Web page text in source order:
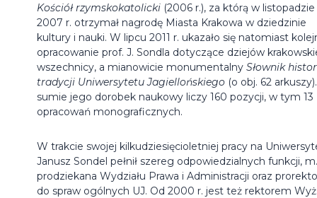
Kościół rzymskokatolicki (2006 r.), za którą w listopadzie
2007 r. otrzymał nagrodę Miasta Krakowa w dziedzinie
kultury i nauki. W lipcu 2011 r. ukazało się natomiast
opracowanie prof. J. Sondla dotyczące dziejów
wszechnicy, a mianowicie monumentalny Słownik
tradycji Uniwersytetu Jagiellońskiego (o obj. 62
sumie jego dorobek naukowy liczy 160 pozycji, w tym 13
opracowań monograficznych.
W trakcie swojej kilkudziesięcioletniej pracy na
Janusz Sondel pełnił szereg odpowiedzialnych funkcji,
prodziekana Wydziału Prawa i Administracji oraz
do spraw ogólnych UJ. Od 2000 r. jest też rektorem